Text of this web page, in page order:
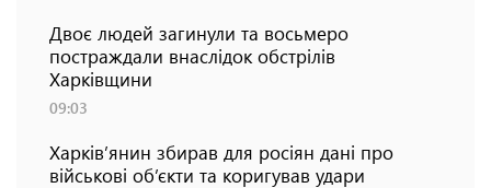
Двоє людей загинули та восьмеро
постраждали внаслідок обстрілів
Харківщини
09:03
Харків’янин збирав для росіян дані про
військові об’єкти та коригував удари